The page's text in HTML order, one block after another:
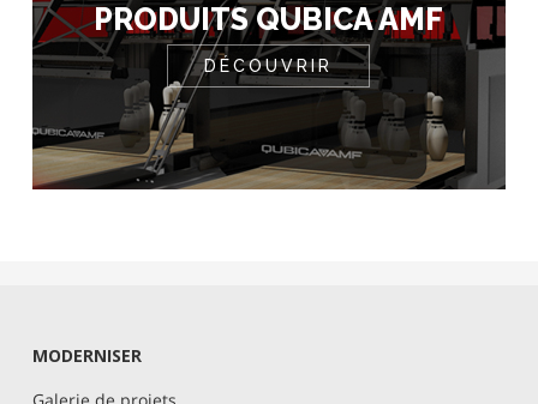
PRODUITS QUBICA AMF
DÉCOUVRIR
MODERNISER